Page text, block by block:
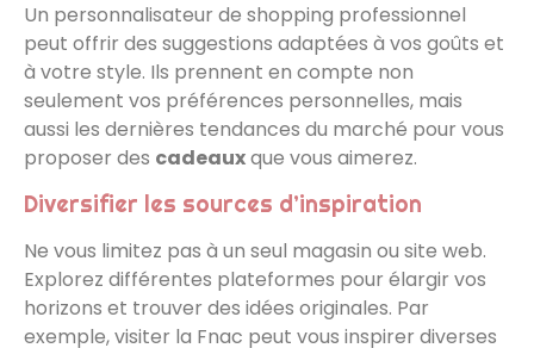
Un personnalisateur de shopping professionnel
peut offrir des suggestions adaptées à vos goûts et
à votre style. Ils prennent en compte non
seulement vos préférences personnelles, mais
aussi les dernières tendances du marché pour vous
proposer des cadeauxque vous aimerez.
Diversifier les sources d’inspiration
Ne vous limitez pas à un seul magasin ou site web.
Explorez différentes plateformes pour élargir vos
horizons et trouver des idées originales. Par
exemple, visiter la Fnac peut vous inspirer diverses